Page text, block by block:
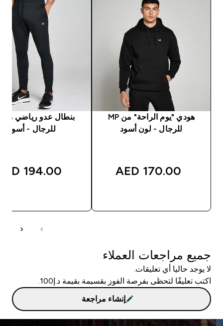
هودي "يوم الراحة" من MP
للرجال - لون أسود
170.00 AED‎
للرجال - أسود
194.00 AED‎
جميع مراجعات العملاء
لا يوجد حاليا أي تعليقات.
اكتب تعليقًا لتحظى بفرصة الفوز بقسيمة بقيمة د.إ100.
إنشاء مراجعة